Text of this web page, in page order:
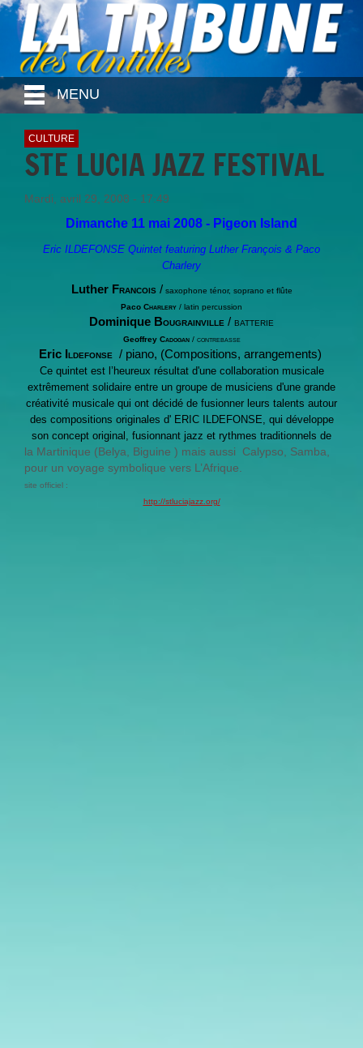
MENU
CULTURE
STE LUCIA JAZZ FESTIVAL
Mardi, avril 29, 2008 - 17:49
Dimanche 11 mai 2008 - Pigeon Island
Eric ILDEFONSE Quintet featuring Luther François & Paco
Charlery
Luther Francois /saxophone ténor, soprano et flûte
Paco Charlery / latin percussion
Dominique Bougrainville / batterie
Geoffrey Cadogan / contrebasse
Eric I ldefonse / piano, (Compositions, arrangements)
Ce quintet est l’heureux résultat d'une collaboration musicale
extrêmement solidaire entre un groupe de musiciens d'une grande
créativité musicale qui ont décidé de fusionner leurs talents autour
des compositions originales d' ERIC ILDEFONSE, qui développe
son concept original, fusionnant jazz et rythmes traditionnels de
la Martinique (Belya, Biguine ) mais aussi
Calypso, Samba,
pour un voyage symbolique vers L’Afrique.
site officiel :
http://stluciajazz.org/